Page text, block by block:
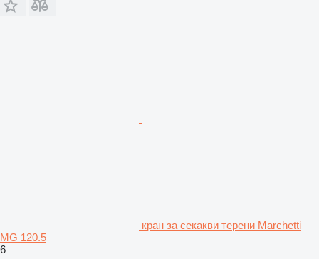
кран за секакви терени Marchetti
MG 120.5
6